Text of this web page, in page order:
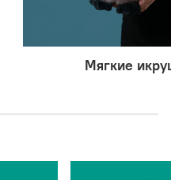
Мягкие